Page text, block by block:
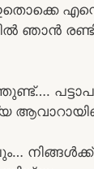
എന്റെ
ഞാൻ